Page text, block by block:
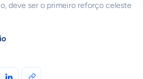
deve ser o primeiro reforço celeste